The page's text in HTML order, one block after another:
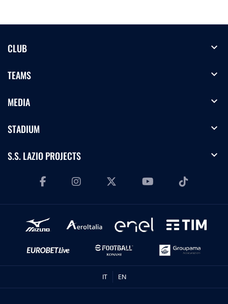
CLUB expand_more
TEAMS expand_more
MEDIA expand_more
STADIUM expand_more
S.S. LAZIO PROJECTS expand_more
IT EN